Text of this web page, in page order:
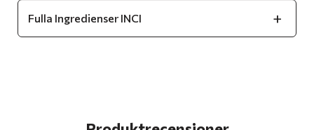
Fulla Ingredienser INCI